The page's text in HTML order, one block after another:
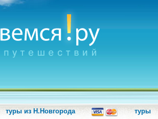
туры из Н.Новгорода туры